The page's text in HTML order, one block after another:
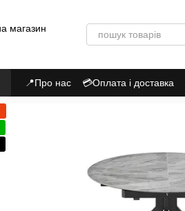
📍Про нас 💳Оплата і доставка
Політика Конфіденційності